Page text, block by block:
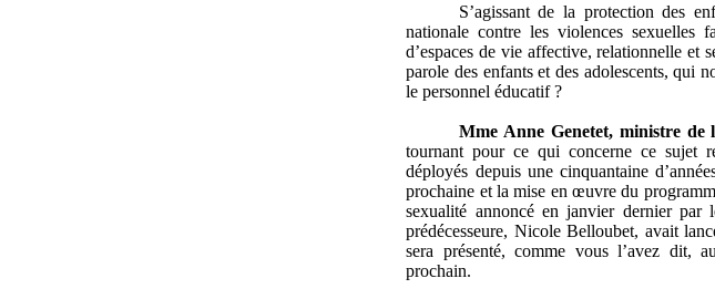
S’agissant de la protection des
nationale contre les violences sexuelles
d’espaces de vie affective, relationnelle
parole des enfants et des adolescents, qui
le personnel éducatif ?
Mme Anne Genetet, ministre de
tournant pour ce qui concerne ce sujet
déployés depuis une cinquantaine
prochaine et la mise en œuvre du
sexualité annoncé en janvier dernier
prédécesseure, Nicole Belloubet, avait
sera présenté, comme vous l’avez dit,
prochain.